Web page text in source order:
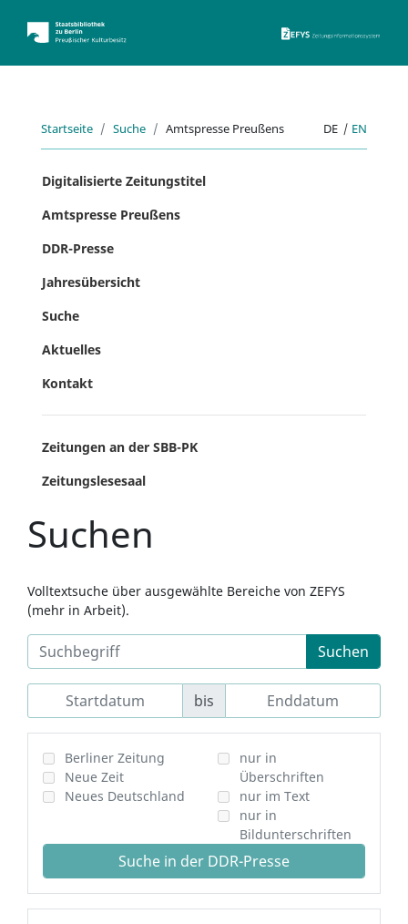
Startseite Suche Amtspresse Preußens DE | EN
Digitalisierte Zeitungstitel
Amtspresse Preußens
DDR-Presse
Jahresübersicht
Suche
Aktuelles
Kontakt
Zeitungen an der SBB-PK
Zeitungslesesaal
Suchen
Volltextsuche über ausgewählte Bereiche von ZEFYS
(mehr in Arbeit).
Suchen
bis
Berliner Zeitung
Neue Zeit
Neues Deutschland
nur in
Überschriften
nur im Text
nur in
Bildunterschriften
Suche in der DDR-Presse